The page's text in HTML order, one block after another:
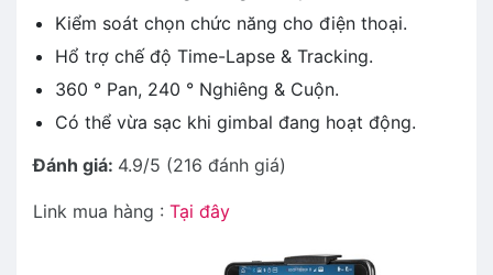
Kiểm soát chọn chức năng cho điện thoại.
Hổ trợ chế độ Time-Lapse & Tracking.
360 ° Pan, 240 ° Nghiêng & Cuộn.
Có thể vừa sạc khi gimbal đang hoạt động.
Đánh giá: 4.9/5 (216 đánh giá)
Link mua hàng : Tại đây